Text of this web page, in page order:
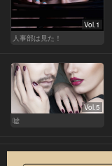
Vol.1
人事部は見た！
Vol.5
嘘